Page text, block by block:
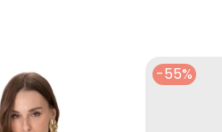
-55%